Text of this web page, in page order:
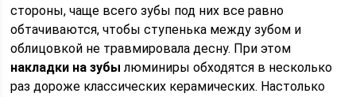
стороны, чаще всего зубы под них все равно
обтачиваются, чтобы ступенька между зубом и
облицовкой не травмировала десну. При этом
накладки на зубы люминиры обходятся в несколько
раз дороже классических керамических. Настолько